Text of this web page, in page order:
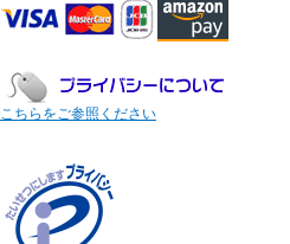
こちらをご参照ください